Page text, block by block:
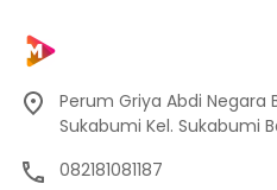
Perum Griya Abdi Negara
Sukabumi Kel. Sukabumi
082181081187